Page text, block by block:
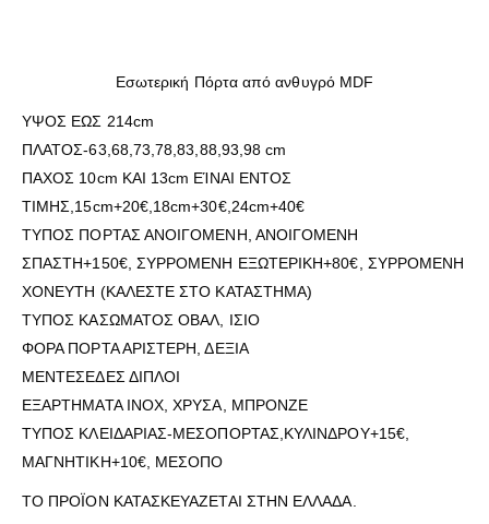
Εσωτερική Πόρτα από ανθυγρό MDF
ΥΨΟΣ ΕΩΣ 214cm
ΠΛΑΤΟΣ-63,68,73,78,83,88,93,98 cm
ΠΑΧΟΣ 10cm ΚΑΙ 13cm ΕΊΝΑΙ ΕΝΤΟΣ
ΤΙΜΗΣ,15cm+20€,18cm+30€,24cm+40€
ΤΥΠΟΣ ΠΟΡΤΑΣ ΑΝΟΙΓΟΜΕΝΗ, ΑΝΟΙΓΟΜΕΝΗ
ΣΠΑΣΤΗ+150€, ΣΥΡΡΟΜΕΝΗ ΕΞΩΤΕΡΙΚΗ+80€, ΣΥΡΡΟΜΕΝΗ
ΧΟΝΕΥΤΗ (ΚΑΛΕΣΤΕ ΣΤΟ ΚΑΤΑΣΤΗΜΑ)
ΤΥΠΟΣ ΚΑΣΩΜΑΤΟΣ ΟΒΑΛ, ΙΣΙΟ
ΦΟΡΑ ΠΟΡΤΑ ΑΡΙΣΤΕΡΗ, ΔΕΞΙΑ
ΜΕΝΤΕΣΕΔΕΣ ΔΙΠΛΟΙ
ΕΞΑΡΤΗΜΑΤΑ ΙΝΟΧ, ΧΡΥΣΑ, ΜΠΡΟΝΖΕ
ΤΥΠΟΣ ΚΛΕΙΔΑΡΙΑΣ-ΜΕΣΟΠΟΡΤΑΣ,ΚΥΛΙΝΔΡΟΥ+15€,
ΜΑΓΝΗΤΙΚΗ+10€, ΜΕΣΟΠΟ
ΤΟ ΠΡΟΪΟΝ ΚΑΤΑΣΚΕΥΑΖΕΤΑΙ ΣΤΗΝ ΕΛΛΑΔΑ.